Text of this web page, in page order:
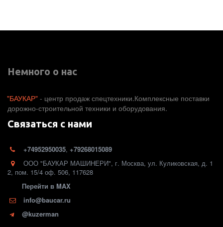
Немного о нас
"БАУКАР" - центр продаж спецтехники.Комплексные поставки
дорожно-строительной техники и оборудования.
Связаться с нами
+74952950035, +79268015089
ООО "БАУКАР МАШИНЕРИ", г. Москва, ул. Куликовская, д. 1
2, пом. 15/4 оф. 506, 117628
Перейти в MAX
info@baucar.ru
@kuzerman